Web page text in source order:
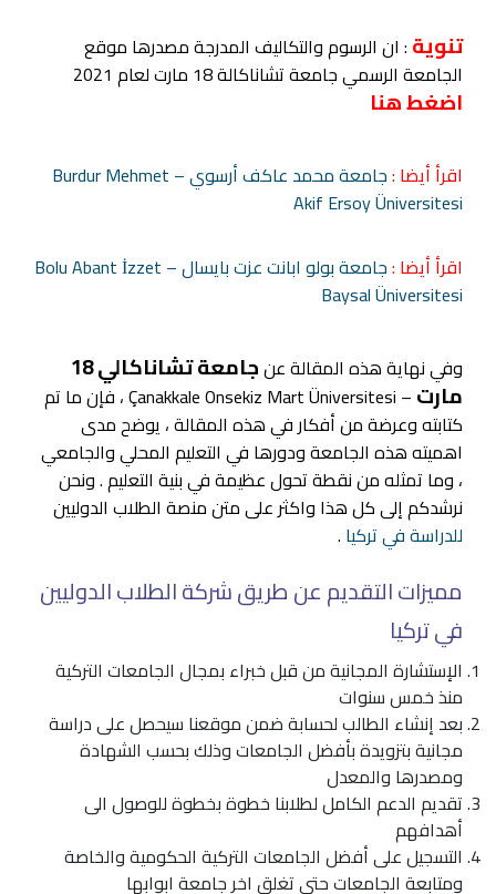
تنوية : ان الرسوم والتكاليف المدرجة مصدرها موقع
الجامعة الرسمي جامعة تشاناكالة 18 مارت لعام 2021
اضغط هنا
اقرأ أيضا :
جامعة محمد عاكف أرسوي – Burdur Mehmet
Akif Ersoy Üniversitesi
اقرأ أيضا :
جامعة بولو ابانت عزت بايسال – Bolu Abant İzzet
Baysal Üniversitesi
وفي نهاية هذه المقالة عن جامعة تشاناكالي 18
مارت
– Çanakkale Onsekiz Mart Üniversitesi ، فإن ما تم
كتابته وعرضة من أفكار في هذه المقالة ، يوضح مدى
اهميته هذه الجامعة ودورها في التعليم المحلي والجامعي
، وما تمثله من نقطة تحول عظيمة في بنية التعليم . ونحن
نرشدكم إلى كل هذا واكثر على متن منصة الطلاب الدوليين
للدراسة في تركيا .
مميزات التقديم عن طريق شركة الطلاب الدوليين
في تركيا
الإستشارة المجانية من قبل خبراء بمجال الجامعات التركية
منذ خمس سنوات
بعد إنشاء الطالب لحسابة ضمن موقعنا سيحصل على دراسة
مجانية بتزويدة بأفضل الجامعات وذلك بحسب الشهادة
ومصدرها والمعدل
تقديم الدعم الكامل لطلابنا خطوة بخطوة للوصول الى
أهدافهم
التسجيل على أفضل الجامعات التركية الحكومية والخاصة
ومتابعة الجامعات حتى تغلق اخر جامعة ابوابها